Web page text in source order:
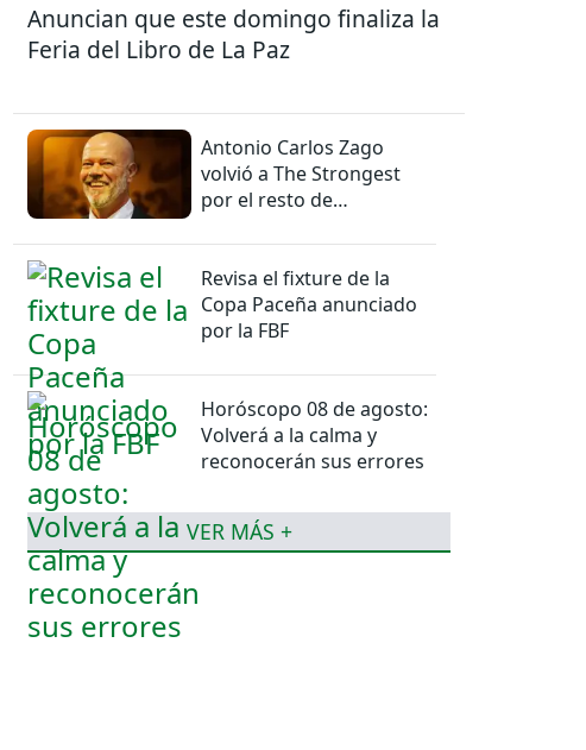
Anuncian que este domingo finaliza la
Feria del Libro de La Paz
Antonio Carlos Zago
volvió a The Strongest
por el resto de
Revisa el fixture de la
Copa Paceña anunciado
por la FBF
Horóscopo 08 de agosto:
Volverá a la calma y
reconocerán sus errores
VER MÁS +